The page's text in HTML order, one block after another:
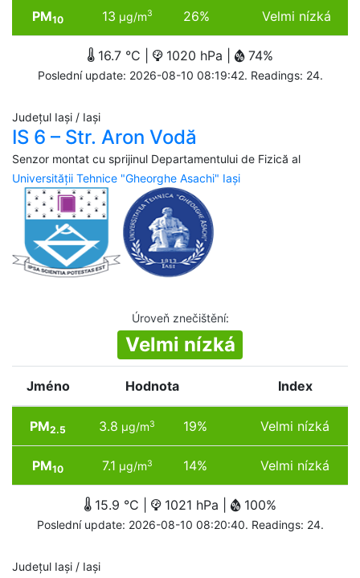
PM10 13 µg/m3 26% Velmi nízká
16.7 °C | 1020 hPa | 74%
Poslední update: 2026-08-10 08:19:42. Readings: 24.
Județul Iași / Iași
IS 6 – Str. Aron Vodă
Senzor montat cu sprijinul Departamentului de Fizică al
Universității Tehnice "Gheorghe Asachi" Iași
Úroveň znečištění:
Velmi nízká
Jméno Hodnota Index
PM2.5 3.8 µg/m3 19% Velmi nízká
PM10 7.1 µg/m3 14% Velmi nízká
15.9 °C | 1021 hPa | 100%
Poslední update: 2026-08-10 08:20:40. Readings: 24.
Județul Iași / Iași